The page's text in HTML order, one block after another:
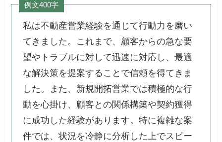
例文400字
私は不動産営業経験を通じて行動力を磨い
てきました。これまで、顧客からの急な要
望やトラブルに対して迅速に対応し、最適
な解決策を提案することで信頼を得てきま
した。また、新規開拓営業では積極的な行
動を心掛け、顧客との関係構築や契約獲得
に成功した経験があります。特に複雑な案
件では、状況を冷静に分析した上でスピー